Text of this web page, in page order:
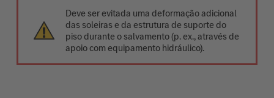
Deve ser evitada uma deformação adicional
das soleiras e da estrutura de suporte do
piso durante o salvamento (p. ex., através de
apoio com equipamento hidráulico).